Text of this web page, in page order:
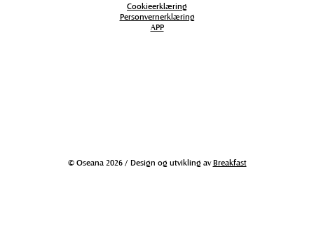
Cookieerklæring
Personvernerklæring
APP
© Oseana 2026 / Design og utvikling avBreakfast